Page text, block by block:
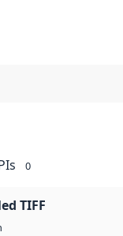
0
TIFF